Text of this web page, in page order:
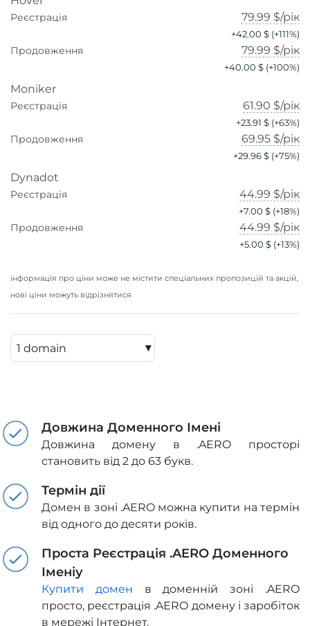
Реєстрація 79.99 $/рік
+42.00 $ (+111%)
Продовження 79.99 $/рік
+40.00 $ (+100%)
Moniker
Реєстрація 61.90 $/рік
+23.91 $ (+63%)
Продовження 69.95 $/рік
+29.96 $ (+75%)
Dynadot
Реєстрація 44.99 $/рік
+7.00 $ (+18%)
Продовження 44.99 $/рік
+5.00 $ (+13%)
інформація про ціни може не містити спеціальних пропозицій та акцій,
нові ціни можуть відрізнятися
▾
Довжина Доменного Імені
Довжина домену в .AERO просторі
становить від 2 до 63 букв.
Термін дії
Домен в зоні .AERO можна купити на термін
від одного до десяти років.
Проста Реєстрація .AERO Доменного
Іменіу
Купити домен в доменній зоні .AERO
просто, реєстрація .AERO домену і заробіток
в мережі Інтернет.